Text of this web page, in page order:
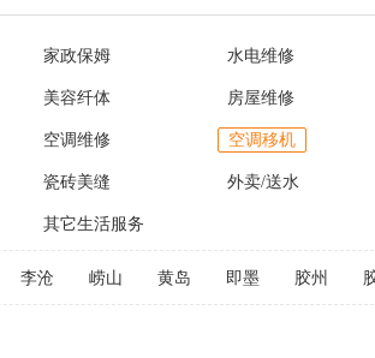
家政保姆 水电维修
美容纤体 房屋维修
空调维修 空调移机
瓷砖美缝 外卖/送水
其它生活服务
李沧 崂山 黄岛 即墨 胶州